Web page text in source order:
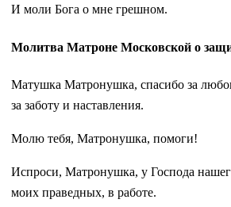
И моли Бога о мне грешном.
Молитва Матроне Московской о
Матушка Матронушка, спасибо за
за заботу и наставления.
Молю тебя, Матронушка, помоги!
Испроси, Матронушка, у Господа
моих праведных, в работе.